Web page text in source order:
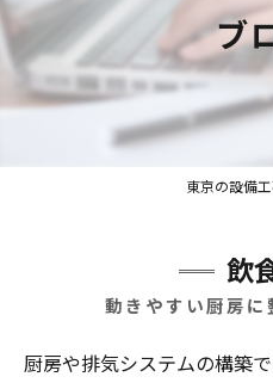
ブ
東京の設備
飲
動きやすい厨房
厨房や排気システムの構築